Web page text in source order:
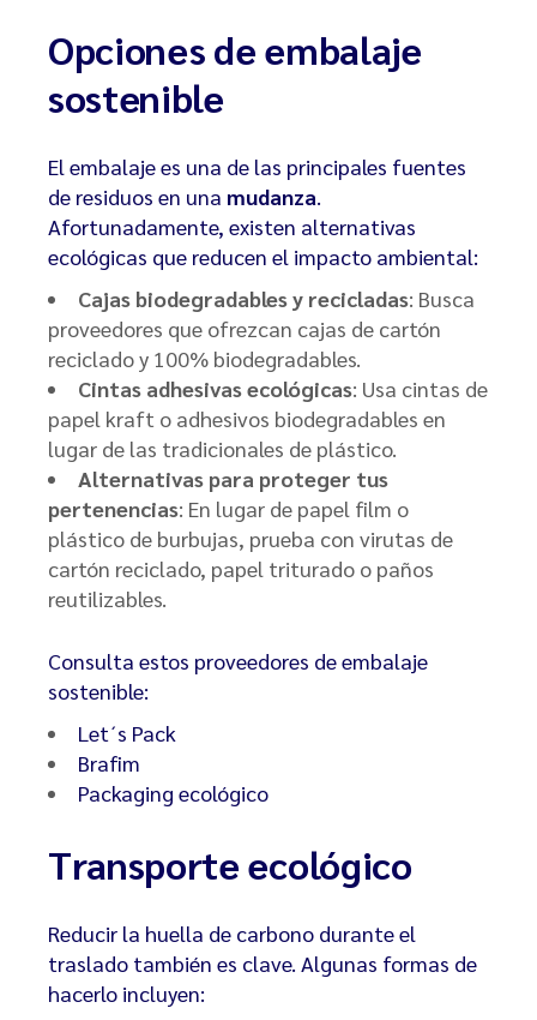
Opciones de embalaje
sostenible
El embalaje es una de las principales fuentes
de residuos en una mudanza.
Afortunadamente, existen alternativas
ecológicas que reducen el impacto ambiental:
Cajas biodegradables y recicladas: Busca
proveedores que ofrezcan cajas de cartón
reciclado y 100% biodegradables.
Cintas adhesivas ecológicas: Usa cintas de
papel kraft o adhesivos biodegradables en
lugar de las tradicionales de plástico.
Alternativas para proteger tus
pertenencias: En lugar de papel film o
plástico de burbujas, prueba con virutas de
cartón reciclado, papel triturado o paños
reutilizables.
Consulta estos proveedores de embalaje
sostenible:
Let´s Pack
Brafim
Packaging ecológico
Transporte ecológico
Reducir la huella de carbono durante el
traslado también es clave. Algunas formas de
hacerlo incluyen: